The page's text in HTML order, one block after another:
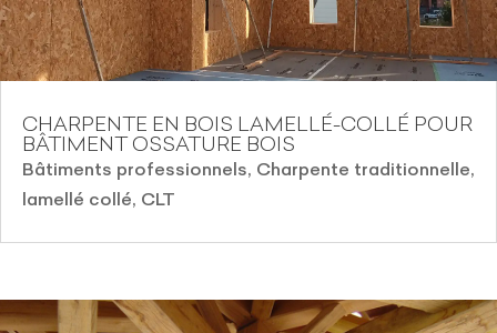
CHARPENTE EN BOIS LAMELLÉ-COLLÉ POUR
BÂTIMENT OSSATURE BOIS
Bâtiments professionnels, Charpente traditionnelle,
lamellé collé, CLT